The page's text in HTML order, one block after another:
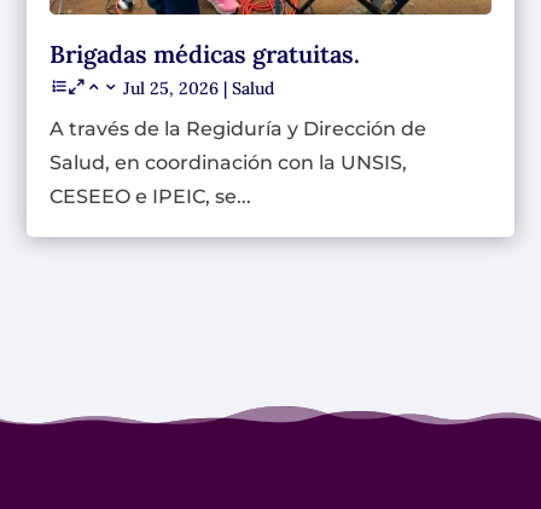
Brigadas médicas gratuitas.
Jul 25, 2026 |Salud
A través de la Regiduría y Dirección de
Salud, en coordinación con la UNSIS,
CESEEO e IPEIC, se...